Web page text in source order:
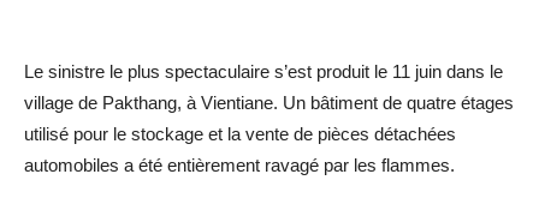
Le sinistre le plus spectaculaire s’est produit le 11 juin dans le
village de Pakthang, à Vientiane. Un bâtiment de quatre étages
utilisé pour le stockage et la vente de pièces détachées
automobiles a été entièrement ravagé par les flammes.